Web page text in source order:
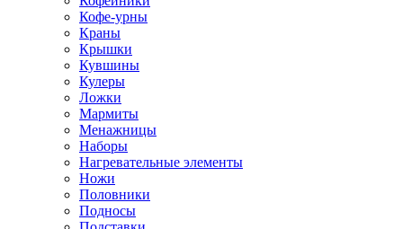
Кофе-урны
Краны
Крышки
Кувшины
Кулеры
Ложки
Мармиты
Менажницы
Наборы
Нагревательные элементы
Ножи
Половники
Подносы